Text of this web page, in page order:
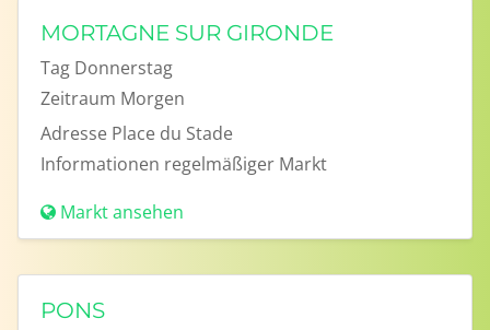
MORTAGNE SUR GIRONDE
Tag Donnerstag
Zeitraum Morgen
Adresse Place du Stade
Informationen regelmäßiger Markt
Markt ansehen
PONS